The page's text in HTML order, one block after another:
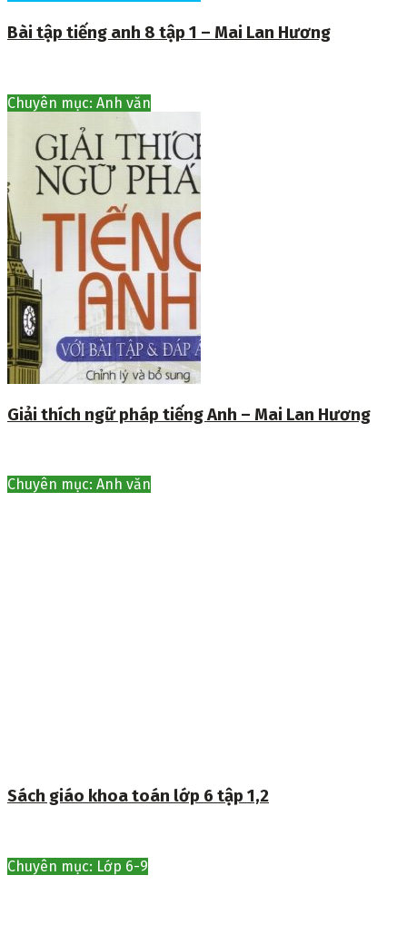
Bài tập tiếng anh 8 tập 1 – Mai Lan Hương
Chuyên mục: Anh văn
Giải thích ngữ pháp tiếng Anh – Mai Lan Hương
Chuyên mục: Anh văn
Sách giáo khoa toán lớp 6 tập 1,2
Chuyên mục: Lớp 6-9